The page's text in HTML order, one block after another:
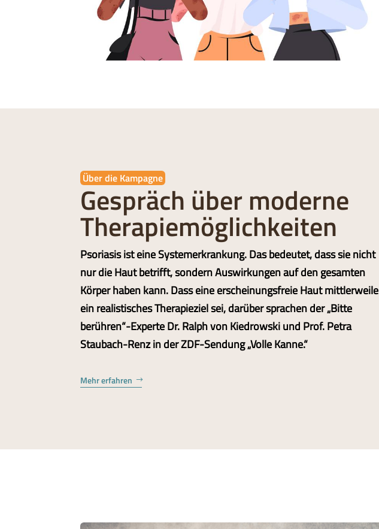
Über die Kampagne
Gespräch über moderne
Therapiemöglichkeiten
Psoriasis ist eine Systemerkrankung. Das bedeutet, dass sie nicht
nur die Haut betrifft, sondern Auswirkungen auf den gesamten
Körper haben kann. Dass eine erscheinungsfreie Haut mittlerweile
ein realistisches Therapieziel sei, darüber sprachen der „Bitte
berühren“-Experte Dr. Ralph von Kiedrowski und Prof. Petra
Staubach-Renz in der ZDF-Sendung „Volle Kanne.“
Mehr erfahren